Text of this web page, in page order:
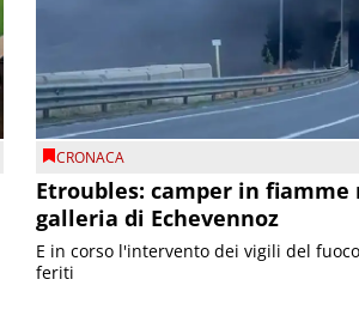
CRONACA
Etroubles: camper in fiamme
galleria di Echevennoz
E in corso l'intervento dei vigili del
feriti